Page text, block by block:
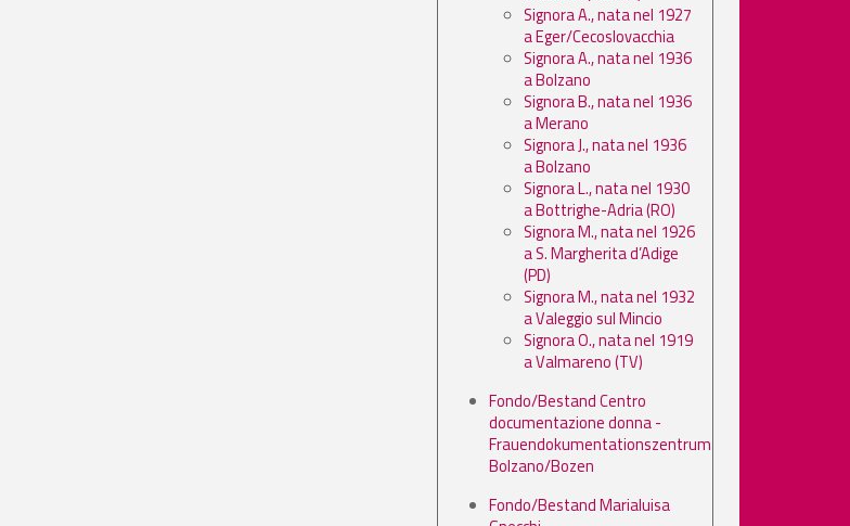
Signora A., nata nel 1927
a Eger/Cecoslovacchia
Signora A., nata nel 1936
a Bolzano
Signora B., nata nel 1936
a Merano
Signora J., nata nel 1936
a Bolzano
Signora L., nata nel 1930
a Bottrighe-Adria (RO)
Signora M., nata nel 1926
a S. Margherita d’Adige
(PD)
Signora M., nata nel 1932
a Valeggio sul Mincio
Signora O., nata nel 1919
a Valmareno (TV)
Fondo/Bestand Centro
documentazione donna -
Frauendokumentationszentrum
Bolzano/Bozen
Fondo/Bestand Marialuisa